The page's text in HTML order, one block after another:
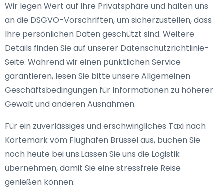
Wir legen Wert auf Ihre Privatsphäre und halten uns
an die DSGVO-Vorschriften, um sicherzustellen, dass
Ihre persönlichen Daten geschützt sind. Weitere
Details finden Sie auf unserer Datenschutzrichtlinie-
Seite. Während wir einen pünktlichen Service
garantieren, lesen Sie bitte unsere Allgemeinen
Geschäftsbedingungen für Informationen zu höherer
Gewalt und anderen Ausnahmen.
Für ein zuverlässiges und erschwingliches Taxi nach
Kortemark vom Flughafen Brüssel aus, buchen Sie
noch heute bei uns.Lassen Sie uns die Logistik
übernehmen, damit Sie eine stressfreie Reise
genießen können.